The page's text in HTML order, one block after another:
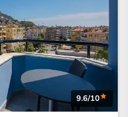
9.6/10